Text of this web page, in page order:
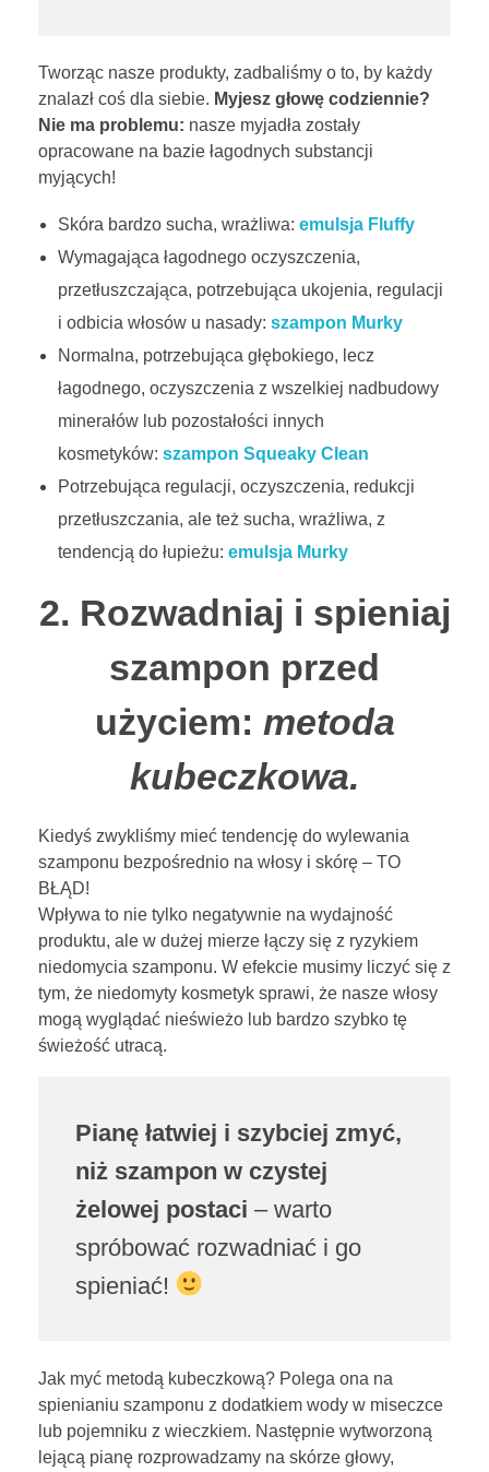
s
t
a
w
o
w
y
z
a
Tworząc nasze produkty, zadbaliśmy o to, by każdy
znalazł coś dla siebie. Myjesz głowę codziennie?
Nie ma problemu: nasze myjadła zostały
opracowane na bazie łagodnych substancji
myjących!
Skóra bardzo sucha, wrażliwa: emulsja Fluffy
Wymagająca łagodnego oczyszczenia,
przetłuszczająca, potrzebująca ukojenia, regulacji
i odbicia włosów u nasady: szampon Murky
Normalna, potrzebująca głębokiego, lecz
łagodnego, oczyszczenia z wszelkiej nadbudowy
minerałów lub pozostałości innych
kosmetyków: szampon Squeaky Clean
Potrzebująca regulacji, oczyszczenia, redukcji
przetłuszczania, ale też sucha, wrażliwa, z
tendencją do łupieżu: emulsja Murky
2. Rozwadniaj i spieniaj
szampon przed
użyciem: metoda
kubeczkowa.
Kiedyś zwykliśmy mieć tendencję do wylewania
szamponu bezpośrednio na włosy i skórę – TO
BŁĄD!
Wpływa to nie tylko negatywnie na wydajność
produktu, ale w dużej mierze łączy się z ryzykiem
niedomycia szamponu. W efekcie musimy liczyć się z
tym, że niedomyty kosmetyk sprawi, że nasze włosy
mogą wyglądać nieświeżo lub bardzo szybko tę
świeżość utracą.
Pianę łatwiej i szybciej zmyć,
niż szampon w czystej
żelowej postaci – warto
spróbować rozwadniać i go
spieniać!
Jak myć metodą kubeczkową? Polega ona na
spienianiu szamponu z dodatkiem wody w miseczce
lub pojemniku z wieczkiem. Następnie wytworzoną
lejącą pianę rozprowadzamy na skórze głowy,